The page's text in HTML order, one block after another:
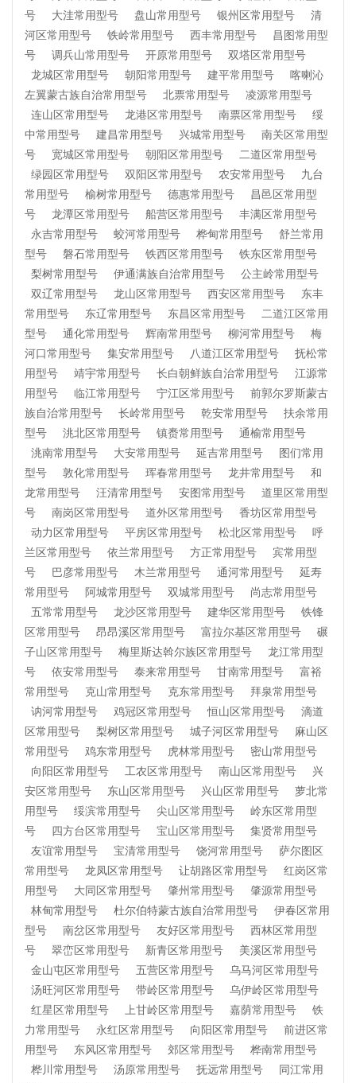
号
大洼常用型号 盘山常用型号 银州区常用型号
清
河区常用型号
铁岭常用型号 西丰常用型号
昌图常用型
号
调兵山常用型号 开原常用型号
双塔区常用型号
龙城区常用型号
朝阳常用型号 建平常用型号
喀喇沁
左翼蒙古族自治常用型号
北票常用型号
凌源常用型号
连山区常用型号
龙港区常用型号 南票区常用型号
绥
中常用型号
建昌常用型号 兴城常用型号
南关区常用型
号
宽城区常用型号 朝阳区常用型号
二道区常用型号
绿园区常用型号
双阳区常用型号 农安常用型号
九台
常用型号
榆树常用型号 德惠常用型号
昌邑区常用型
号
龙潭区常用型号 船营区常用型号
丰满区常用型号
永吉常用型号
蛟河常用型号 桦甸常用型号
舒兰常用
型号
磐石常用型号 铁西区常用型号
铁东区常用型号
梨树常用型号
伊通满族自治常用型号
公主岭常用型号
双辽常用型号
龙山区常用型号 西安区常用型号
东丰
常用型号
东辽常用型号 东昌区常用型号
二道江区常用
型号
通化常用型号 辉南常用型号 柳河常用型号
梅
河口常用型号
集安常用型号 八道江区常用型号
抚松常
用型号
靖宇常用型号 长白朝鲜族自治常用型号
江源常
用型号
临江常用型号 宁江区常用型号
前郭尔罗斯蒙古
族自治常用型号
长岭常用型号 乾安常用型号
扶余常用
型号
洮北区常用型号 镇赉常用型号
通榆常用型号
洮南常用型号
大安常用型号 延吉常用型号
图们常用
型号
敦化常用型号 珲春常用型号 龙井常用型号
和
龙常用型号
汪清常用型号 安图常用型号
道里区常用型
号
南岗区常用型号 道外区常用型号
香坊区常用型号
动力区常用型号
平房区常用型号 松北区常用型号
呼
兰区常用型号
依兰常用型号 方正常用型号
宾常用型
号
巴彦常用型号 木兰常用型号 通河常用型号
延寿
常用型号
阿城常用型号 双城常用型号
尚志常用型号
五常常用型号
龙沙区常用型号 建华区常用型号
铁锋
区常用型号
昂昂溪区常用型号 富拉尔基区常用型号
碾
子山区常用型号
梅里斯达斡尔族区常用型号
龙江常用型
号
依安常用型号 泰来常用型号 甘南常用型号
富裕
常用型号
克山常用型号 克东常用型号
拜泉常用型号
讷河常用型号
鸡冠区常用型号 恒山区常用型号
滴道
区常用型号
梨树区常用型号 城子河区常用型号
麻山区
常用型号
鸡东常用型号 虎林常用型号
密山常用型号
向阳区常用型号
工农区常用型号 南山区常用型号
兴
安区常用型号
东山区常用型号 兴山区常用型号
萝北常
用型号
绥滨常用型号 尖山区常用型号
岭东区常用型
号
四方台区常用型号 宝山区常用型号
集贤常用型号
友谊常用型号
宝清常用型号 饶河常用型号
萨尔图区
常用型号
龙凤区常用型号 让胡路区常用型号
红岗区常
用型号
大同区常用型号 肇州常用型号
肇源常用型号
林甸常用型号
杜尔伯特蒙古族自治常用型号
伊春区常用
型号
南岔区常用型号 友好区常用型号
西林区常用型
号
翠峦区常用型号 新青区常用型号
美溪区常用型号
金山屯区常用型号
五营区常用型号
乌马河区常用型号
汤旺河区常用型号
带岭区常用型号
乌伊岭区常用型号
红星区常用型号
上甘岭区常用型号 嘉荫常用型号
铁
力常用型号
永红区常用型号 向阳区常用型号
前进区常
用型号
东风区常用型号 郊区常用型号
桦南常用型号
桦川常用型号
汤原常用型号 抚远常用型号
同江常用